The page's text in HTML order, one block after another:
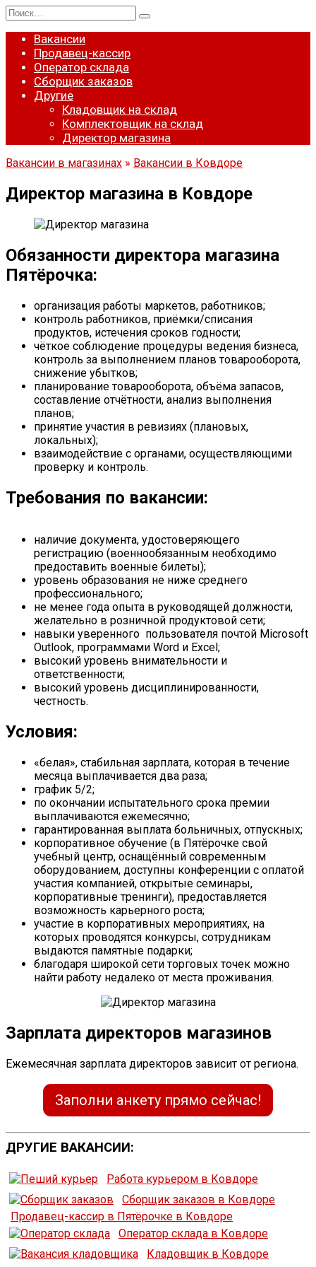
Перейти
к
содержанию
Search
for:
Вакансии
Продавец-кассир
Оператор склада
Сборщик заказов
Другие
Кладовщик на склад
Комплектовщик на склад
Директор магазина
Вакансии в магазинах » Вакансии в Ковдоре
Директор магазина в Ковдоре
Обязанности директора магазина
Пятёрочка:
организация работы маркетов, работников;
контроль работников, приёмки/списания
продуктов, истечения сроков годности;
чёткое соблюдение процедуры ведения бизнеса,
контроль за выполнением планов товарооборота,
снижение убытков;
планирование товарооборота, объёма запасов,
составление отчётности, анализ выполнения
планов;
принятие участия в ревизиях (плановых,
локальных);
взаимодействие с органами, осуществляющими
проверку и контроль.
Требования по вакансии:
наличие документа, удостоверяющего
регистрацию (военнообязанным необходимо
предоставить военные билеты);
уровень образования не ниже среднего
профессионального;
не менее года опыта в руководящей должности,
желательно в розничной продуктовой сети;
навыки уверенного пользователя почтой Microsoft
Outlook, программами Word и Excel;
высокий уровень внимательности и
ответственности;
высокий уровень дисциплинированности,
честность.
Условия:
«белая», стабильная зарплата, которая в течение
месяца выплачивается два раза;
график 5/2;
по окончании испытательного срока премии
выплачиваются ежемесячно;
гарантированная выплата больничных, отпускных;
корпоративное обучение (в Пятёрочке свой
учебный центр, оснащённый современным
оборудованием, доступны конференции с оплатой
участия компанией, открытые семинары,
корпоративные тренинги), предоставляется
возможность карьерного роста;
участие в корпоративных мероприятиях, на
которых проводятся конкурсы, сотрудникам
выдаются памятные подарки;
благодаря широкой сети торговых точек можно
найти работу недалеко от места проживания.
Зарплата директоров магазинов
Ежемесячная зарплата директоров зависит от региона.
Заполни анкету прямо сейчас!
ДРУГИЕ ВАКАНСИИ:
Работа курьером в Ковдоре
Сборщик заказов в Ковдоре
Продавец-кассир в Пятёрочке в Ковдоре
Оператор склада в Ковдоре
Кладовщик в Ковдоре